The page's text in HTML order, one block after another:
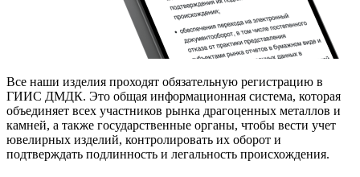
Все наши изделия проходят обязательную регистрацию в
ГИИС ДМДК. Это общая информационная система, которая
объединяет всех участников рынка драгоценных металлов и
камней, а также государственные органы, чтобы вести учет
ювелирных изделий, контролировать их оборот и
подтверждать подлинность и легальность происхождения.